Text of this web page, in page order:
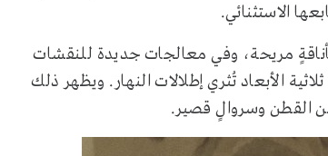
مريحة، وفي معالجات جديدة للنقشات
الأبعاد تُثري إطلالات النهار. ويظهر ذلك
القطن وسروالٍ قصير.